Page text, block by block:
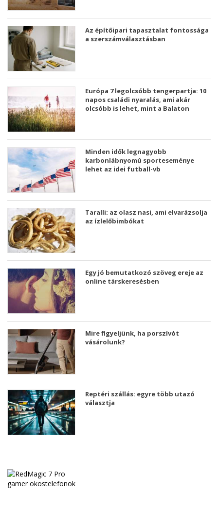
Az építőipari tapasztalat fontossága
a szerszámválasztásban
Európa 7 legolcsóbb tengerpartja: 10
napos családi nyaralás, ami akár
olcsóbb is lehet, mint a Balaton
Minden idők legnagyobb
karbonlábnyomú sporteseménye
lehet az idei futball-vb
Taralli: az olasz nasi, ami elvarázsolja
az ízlelőbimbókat
Egy jó bemutatkozó szöveg ereje az
online társkeresésben
Mire figyeljünk, ha porszívót
vásárolunk?
Reptéri szállás: egyre több utazó
választja